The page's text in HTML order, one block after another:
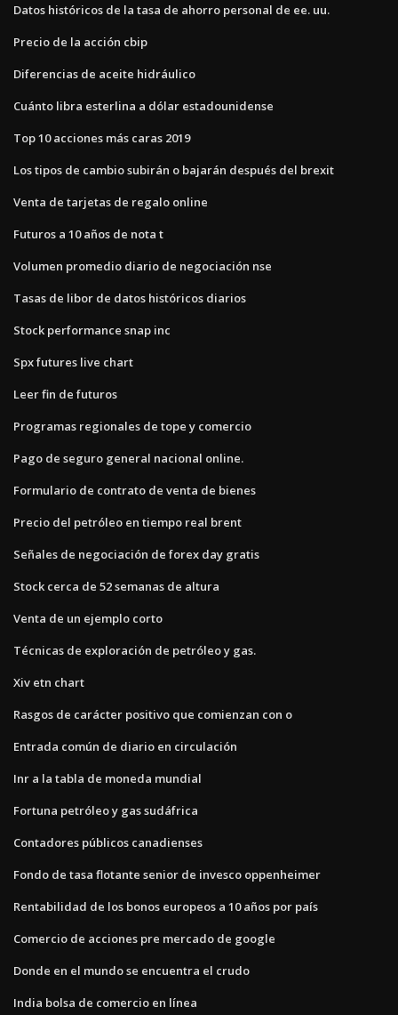
Datos históricos de la tasa de ahorro personal de ee. uu.
Precio de la acción cbip
Diferencias de aceite hidráulico
Cuánto libra esterlina a dólar estadounidense
Top 10 acciones más caras 2019
Los tipos de cambio subirán o bajarán después del brexit
Venta de tarjetas de regalo online
Futuros a 10 años de nota t
Volumen promedio diario de negociación nse
Tasas de libor de datos históricos diarios
Stock performance snap inc
Spx futures live chart
Leer fin de futuros
Programas regionales de tope y comercio
Pago de seguro general nacional online.
Formulario de contrato de venta de bienes
Precio del petróleo en tiempo real brent
Señales de negociación de forex day gratis
Stock cerca de 52 semanas de altura
Venta de un ejemplo corto
Técnicas de exploración de petróleo y gas.
Xiv etn chart
Rasgos de carácter positivo que comienzan con o
Entrada común de diario en circulación
Inr a la tabla de moneda mundial
Fortuna petróleo y gas sudáfrica
Contadores públicos canadienses
Fondo de tasa flotante senior de invesco oppenheimer
Rentabilidad de los bonos europeos a 10 años por país
Comercio de acciones pre mercado de google
Donde en el mundo se encuentra el crudo
India bolsa de comercio en línea